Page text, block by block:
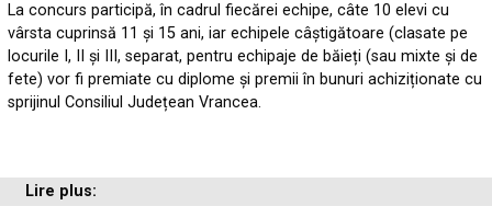
La concurs participă, în cadrul fiecărei echipe, câte 10 elevi cu
vârsta cuprinsă 11 și 15 ani, iar echipele câștigătoare (clasate pe
locurile I, II și III, separat, pentru echipaje de băieți (sau mixte și de
fete) vor fi premiate cu diplome și premii în bunuri achiziționate cu
sprijinul Consiliul Județean Vrancea.
Lire plus: